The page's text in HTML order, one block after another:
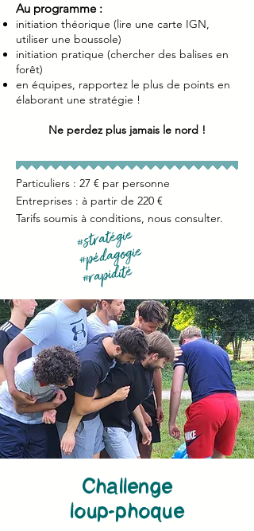
Au programme :
initiation théorique (lire une carte IGN,
utiliser une boussole)
initiation pratique (chercher des balises en
forêt)
en équipes, rapportez le plus de points en
élaborant une stratégie !
Ne perdez plus jamais le nord !
Particuliers : 27 € par personne
Entreprises : à partir de 220 €
Tarifs soumis à conditions, nous consulter.
#stratégie
#pédagogie
#rapidité
Challenge
loup-phoque